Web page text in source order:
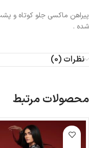
پیراهن ماکسی جلو کوتاه و
شده .
نظرات (0)
محصولات مرتبط